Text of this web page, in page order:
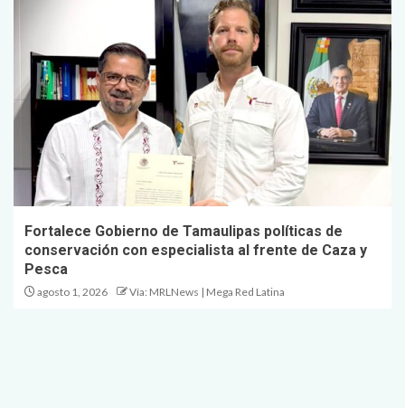
Fortalece Gobierno de Tamaulipas políticas de
conservación con especialista al frente de Caza y
Pesca
agosto 1, 2026 Vía: MRLNews | Mega Red Latina